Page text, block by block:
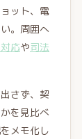
ット、電
。周囲へ
応や司法
さず、契
を見比べ
メモ化し